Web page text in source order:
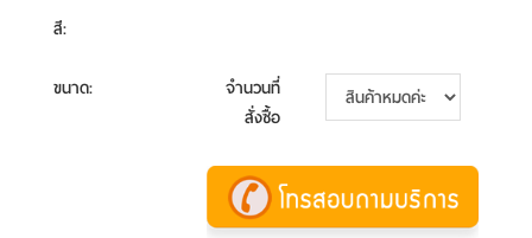
สี:
ขนาด:
จำนวนที่
สั่งซื้อ